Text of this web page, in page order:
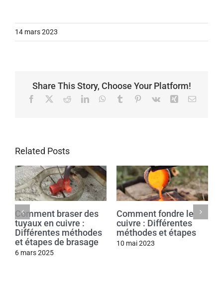
14 mars 2023
Share This Story, Choose Your Platform!
Facebook RedditLinkedInWhatsApp
Tumblr Pinterest
Vk Xing Email
Related Posts
Comment braser des
tuyaux en cuivre :
Différentes méthodes
et étapes de brasage
6 mars 2025
Comment fondre le
cuivre : Différentes
méthodes et étapes
10 mai 2023